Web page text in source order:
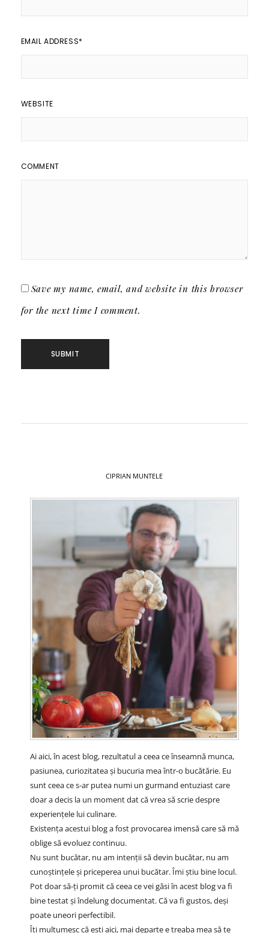
EMAIL ADDRESS*
WEBSITE
COMMENT
Save my name, email, and website in this browser
for the next time I comment.
CIPRIAN MUNTELE
Ai aici, în acest blog, rezultatul a ceea ce înseamnă munca,
pasiunea, curiozitatea și bucuria mea într-o bucătărie. Eu
sunt ceea ce s-ar putea numi un gurmand entuziast care
doar a decis la un moment dat că vrea să scrie despre
experiențele lui culinare.
Existența acestui blog a fost provocarea imensă care să mă
oblige să evoluez continuu.
Nu sunt bucătar, nu am intenții să devin bucătar, nu am
cunoștințele și priceperea unui bucătar. Îmi știu bine locul.
Pot doar să-ți promit că ceea ce vei găsi în acest blog va fi
bine testat și îndelung documentat. Că va fi gustos, deși
poate uneori perfectibil.
Îți mulțumesc că ești aici, mai departe e treaba mea să te